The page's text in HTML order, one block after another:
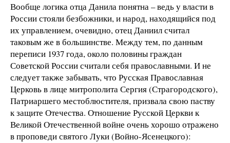
Вообще логика отца Данила понятна – ведь у власти в
России стояли безбожники, и народ, находящийся под
их управлением, очевидно, отец Даниил считал
таковым же в большинстве. Между тем, по данным
переписи 1937 года, около половины граждан
Советской России считали себя православными. И не
следует также забывать, что Русская Православная
Церковь в лице митрополита Сергия (Страгородского),
Патриаршего местоблюстителя, призвала свою паству
к защите Отечества. Отношение Русской Церкви к
Великой Отечественной войне очень хорошо отражено
в проповеди святого Луки (Войно-Ясенецкого):